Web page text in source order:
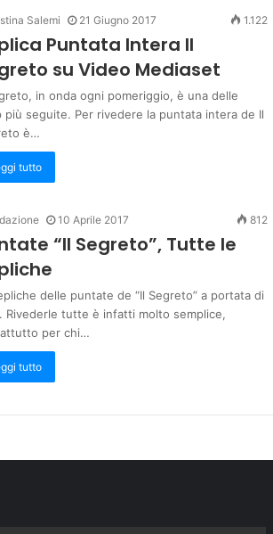
Salemi 21 Giugno 2017 1.122
Puntata Intera Il
su Video Mediaset
in onda ogni pomeriggio, è una delle
più seguite. Per rivedere la puntata intera de Il
è…
tutto
10 Aprile 2017 812
“Il Segreto”, Tutte le
delle puntate de “Il Segreto” a portata di
Rivederle tutte è infatti molto semplice,
per chi…
tutto